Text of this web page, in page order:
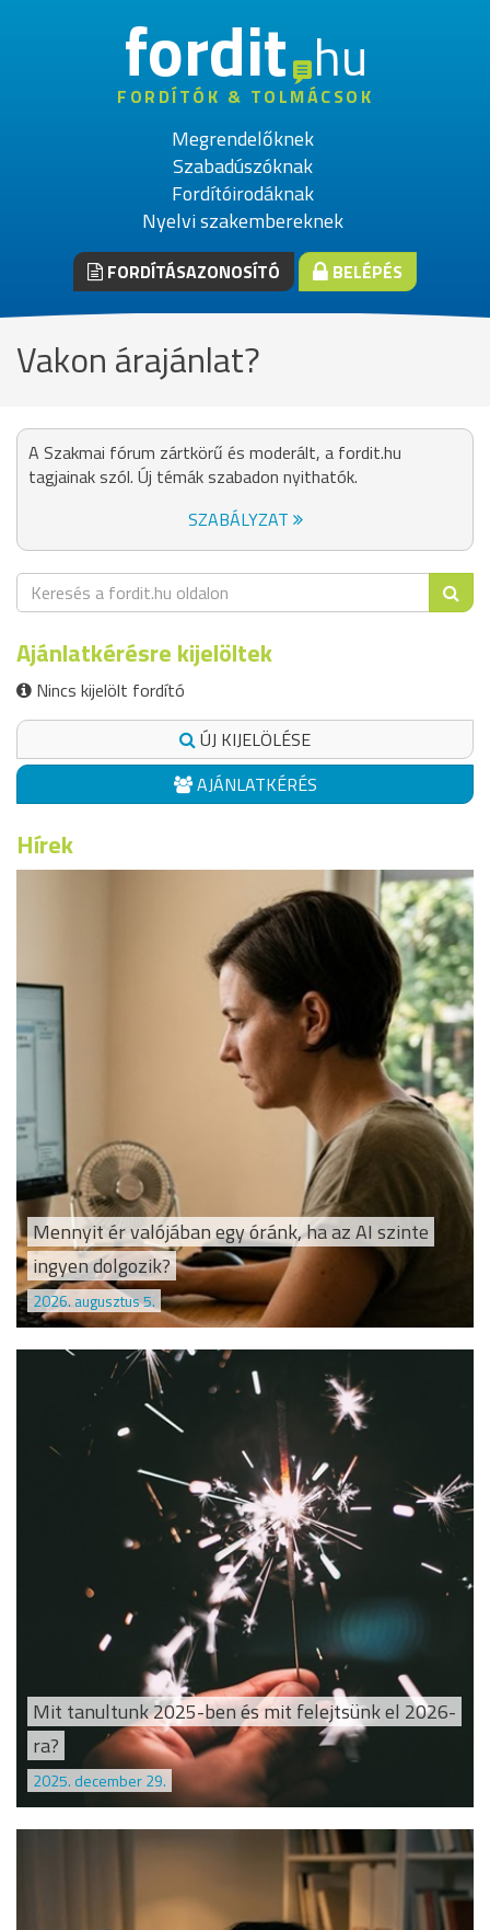
fordithu
FORDÍTÓK & TOLMÁCSOK
Megrendelőknek
Szabadúszóknak
Fordítóirodáknak
Nyelvi szakembereknek
FORDÍTÁSAZONOSÍTÓ BELÉPÉS
Vakon árajánlat?
A Szakmai fórum zártkörű és moderált, a fordit.hu
tagjainak szól. Új témák szabadon nyithatók.
SZABÁLYZAT
Ajánlatkérésre kijelöltek
Nincs kijelölt fordító
ÚJ KIJELÖLÉSE
AJÁNLATKÉRÉS
Hírek
Mennyit ér valójában egy óránk, ha az AI szinte
ingyen dolgozik?
2026. augusztus 5.
Mit tanultunk 2025-ben és mit felejtsünk el 2026-
ra?
2025. december 29.